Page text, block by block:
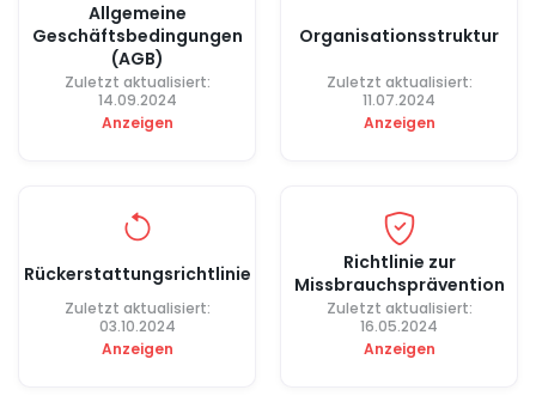
Allgemeine
Geschäftsbedingungen
(AGB)
Zuletzt aktualisiert:
14.09.2024
Anzeigen
Organisationsstruktur
Zuletzt aktualisiert:
11.07.2024
Anzeigen
Rückerstattungsrichtlinie
Zuletzt aktualisiert:
03.10.2024
Anzeigen
Richtlinie zur
Missbrauchsprävention
Zuletzt aktualisiert:
16.05.2024
Anzeigen